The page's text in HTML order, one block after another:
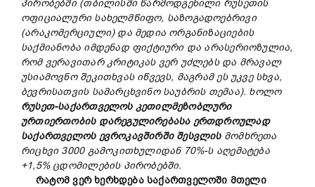
პირობებში (თბილისში წარმოდგენილი რუსეთის
ოფიციალური სახელმწიფო, საზოგადოებრივი
(არაკომერციული) და მედია ორგანიზაციების
საქმიანობა იმდენად ფიქტიური და არასერიოზულია,
რომ ვერავითარ კრიტიკას ვერ უძლებს და მრავალ
უსიამოვნო შეკითხვას იწვევს, მაგრამ ეს უკვე სხვა,
ბევრისათვის სამარცხვინო საუბრის თემაა). ხოლო
რუსეთ-საქართველოს კეთილმეზობლური
ურთიერთობის დარეგულირებასა ერთდროულად
საქართველოს ევროკავშირში შესვლის მომხრეთა
რიცხვი 3000 გამოკითხულიდან 70%-ს აღემატება
+1,5% ცდომილების პირობებში.
რატომ ვერ ხერხდება საქართველოში მთელი